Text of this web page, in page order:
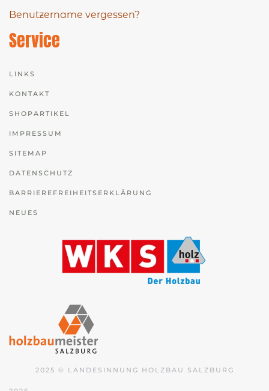
Benutzername vergessen?
Service
LINKS
KONTAKT
SHOPARTIKEL
IMPRESSUM
SITEMAP
DATENSCHUTZ
BARRIEREFREIHEITSERKLÄRUNG
NEUES
2025 © LANDESINNUNG HOLZBAU SALZBURG